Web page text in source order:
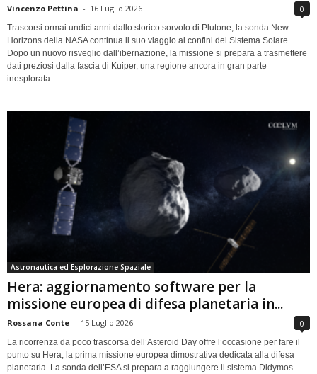
Vincenzo Pettina - 16 Luglio 2026 0
Trascorsi ormai undici anni dallo storico sorvolo di Plutone, la sonda New
Horizons della NASA continua il suo viaggio ai confini del Sistema Solare.
Dopo un nuovo risveglio dall’ibernazione, la missione si prepara a trasmettere
dati preziosi dalla fascia di Kuiper, una regione ancora in gran parte
inesplorata
Astronautica ed Esplorazione Spaziale
Hera: aggiornamento software per la
missione europea di difesa planetaria in...
Rossana Conte - 15 Luglio 2026 0
La ricorrenza da poco trascorsa dell’Asteroid Day offre l’occasione per fare il
punto su Hera, la prima missione europea dimostrativa dedicata alla difesa
planetaria. La sonda dell’ESA si prepara a raggiungere il sistema Didymos–